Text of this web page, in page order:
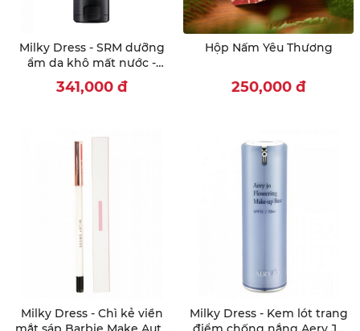
Milky Dress - SRM dưỡng
ẩm da khô mất nước -
Melted Foam Cleanser
341,000 đ
Hộp Nấm Yêu Thương
250,000 đ
Milky Dress - Chì kẻ viền
Milky Dress - Kem lót trang